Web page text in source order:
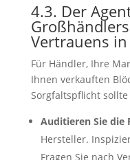
4.3. Der
Vertrauens
Für Händler, Ihre
Ihnen verkauften
Sorgfaltspflicht
Auditieren Sie die
Hersteller.
Fragen Sie nach